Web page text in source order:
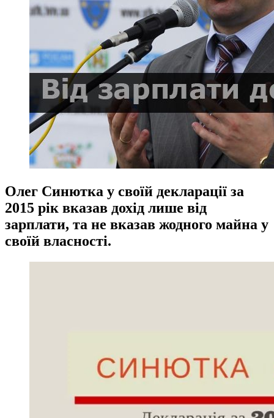
Олег Синютка у своїй декларації за
2015 рік вказав дохід лише від
зарплати, та не вказав жодного майна у
своїй власності.